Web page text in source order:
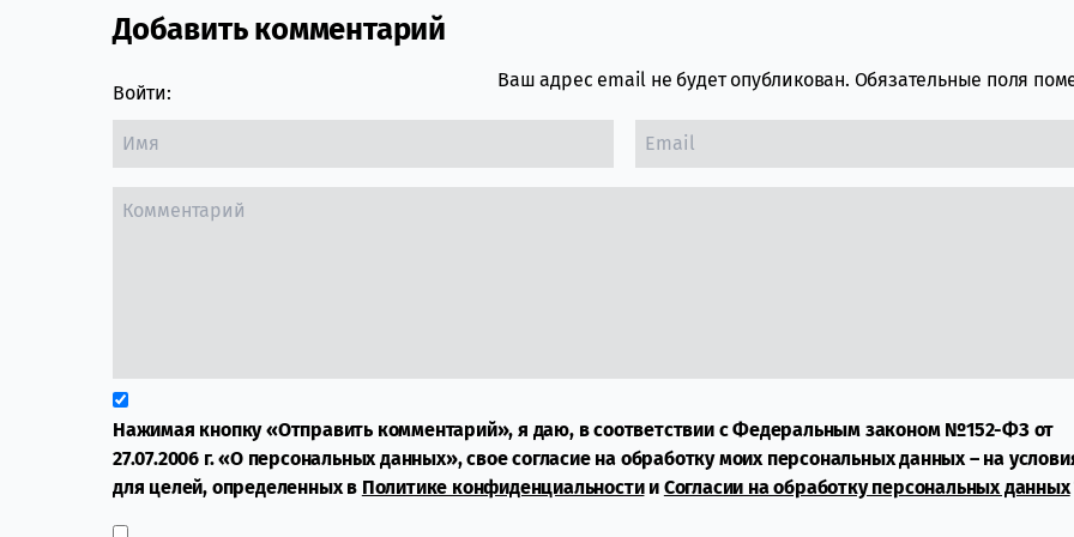
Comment section
Добавить комментарий
Войти:
Ваш адрес email не будет опубликован. Обязательные поля
Нажимая кнопку «Отправить комментарий», я даю, в соответствии с Федеральным законом №152-ФЗ от
27.07.2006 г. «О персональных данных», свое согласие на обработку моих персональных данных – на
для целей, определенных в Политике конфиденциальностии Согласии на обработку персональных данных